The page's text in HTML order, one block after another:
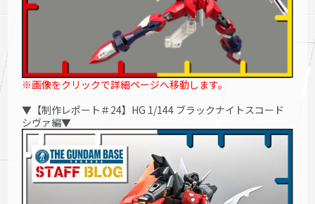
※画像をクリックで詳細ページへ移動します。
▼【制作レポート＃24】HG 1/144 ブラックナイトスコード
シヴァ編▼